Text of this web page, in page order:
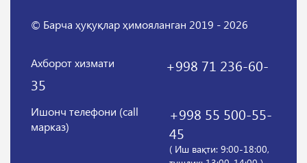
© Барча ҳуқуқлар ҳимояланган 2019 - 2026
Ахборот хизмати
+998 71 236-60-
35
Ишонч телефони (call
марказ)
+998 55 500-55-
45
( Иш вақти: 9:00-18:00,